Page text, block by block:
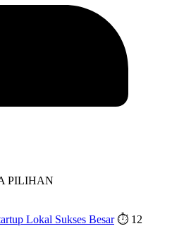
PILIHAN
Lokal Sukses Besar ⏱️ 12